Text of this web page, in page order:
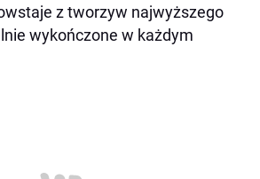
z tworzyw najwyższego
wykończone w każdym